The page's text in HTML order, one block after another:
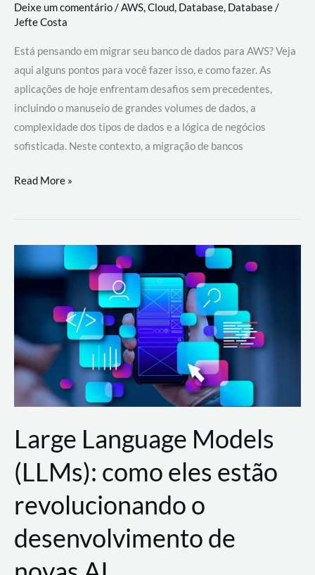
Deixe um comentário/AWS,Cloud, Database, Database/
Jefte Costa
Está pensando em migrar seu banco de dados para AWS? Veja
aqui alguns pontos para você fazer isso, e como fazer. As
aplicações de hoje enfrentam desafios sem precedentes,
incluindo o manuseio de grandes volumes de dados, a
complexidade dos tipos de dados e a lógica de negócios
sofisticada. Neste contexto, a migração de bancos
Por
migrar
de
a
AWS?
Read More »
Large Language Models
(LLMs): como eles estão
revolucionando o
desenvolvimento de